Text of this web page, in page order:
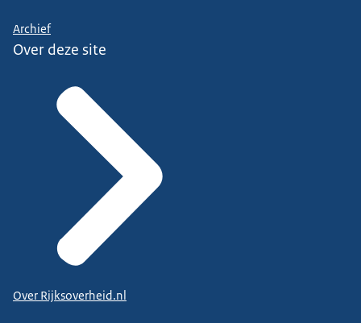
Archief
Over deze site
Over Rijksoverheid.nl